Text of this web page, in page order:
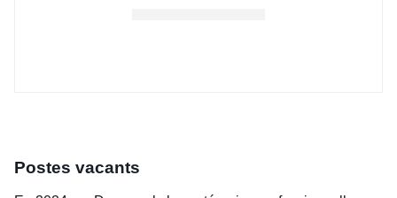
Postes vacants